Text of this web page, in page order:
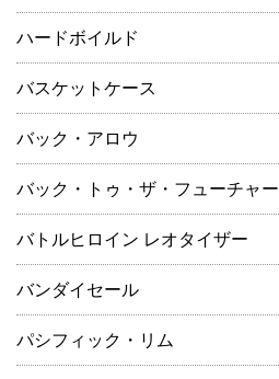
ハードボイルド
バスケットケース
バック・アロウ
バック・トゥ・ザ・フューチャー
バトルヒロイン レオタイザー
バンダイセール
パシフィック・リム